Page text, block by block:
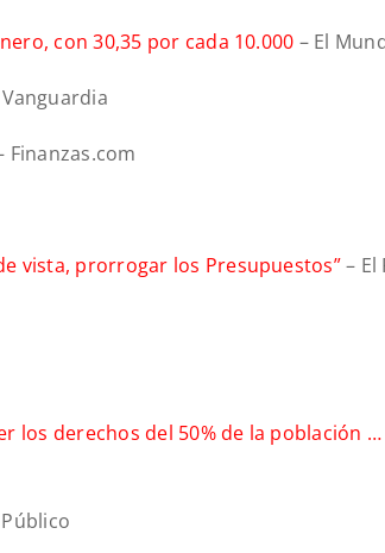
con 30,35 por cada 10.000 – El
Vanguardia
Finanzas.com
vista, prorrogar los Presupuestos”– El
los derechos del 50% de la población